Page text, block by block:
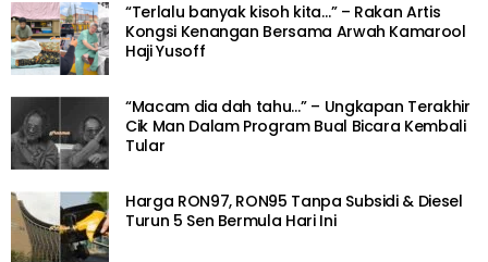
“Terlalu banyak kisoh kita…” – Rakan Artis
Kongsi Kenangan Bersama Arwah Kamarool
Haji Yusoff
“Macam dia dah tahu…” – Ungkapan Terakhir
Cik Man Dalam Program Bual Bicara Kembali
Tular
Harga RON97, RON95 Tanpa Subsidi & Diesel
Turun 5 Sen Bermula Hari Ini